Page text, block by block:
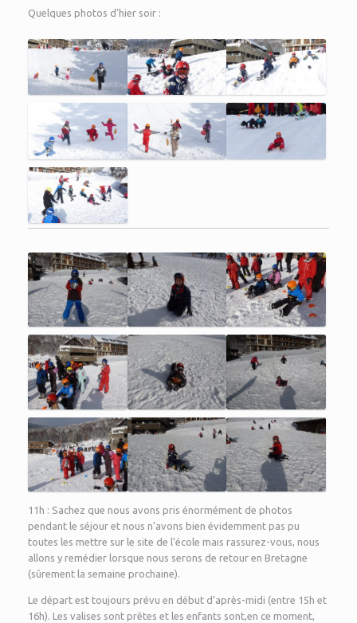
Quelques photos d’hier soir :
11h : Sachez que nous avons pris énormément de photos
pendant le séjour et nous n’avons bien évidemment pas pu
toutes les mettre sur le site de l’école mais rassurez-vous, nous
allons y remédier lorsque nous serons de retour en Bretagne
(sûrement la semaine prochaine).
Le départ est toujours prévu en début d’après-midi (entre 15h et
16h). Les valises sont prêtes et les enfants sont,en ce moment,